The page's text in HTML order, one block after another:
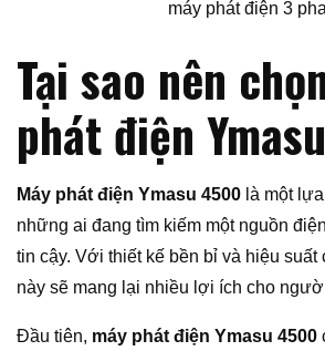
máy phát điện 3
Tại sao nên
phát điện
Máy phát điện Ymasu 4500 là một
những ai đang tìm kiếm một nguồn
tin cậy. Với thiết kế bền bỉ và hiệu suất
này sẽ mang lại nhiều lợi ích cho
Đầu tiên, máy phát điện Ymasu 4500